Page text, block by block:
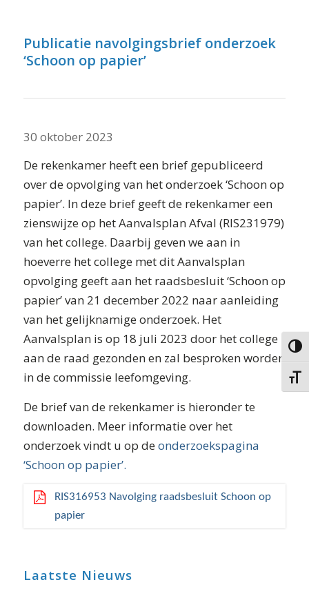
Kies
Publicatie navolgingsbrief onderzoek
‘Schoon op papier’
30 oktober 2023
De rekenkamer heeft een brief gepubliceerd
over de opvolging van het onderzoek ‘Schoon op
papier’. In deze brief geeft de rekenkamer een
zienswijze op het Aanvalsplan Afval (RIS231979)
van het college. Daarbij geven we aan in
hoeverre het college met dit Aanvalsplan
opvolging geeft aan het raadsbesluit ‘Schoon op
papier’ van 21 december 2022 naar aanleiding
van het gelijknamige onderzoek. Het
Aanvalsplan is op 18 juli 2023 door het college
aan de raad gezonden en zal besproken worden
in de commissie leefomgeving.
De brief van de rekenkamer is hieronder te
downloaden. Meer informatie over het
onderzoek vindt u op de onderzoekspagina
‘Schoon op papier’.
RIS316953 Navolging raadsbesluit Schoon op
papier
Laatste Nieuws